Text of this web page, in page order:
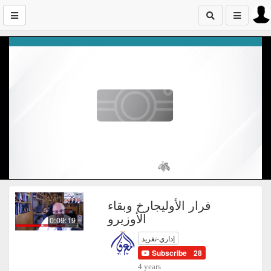
0:09:19
فرار الأوليجارخ وبقاء
الأوزيرو
إداري-تغريد
Subscribe 28
4 years